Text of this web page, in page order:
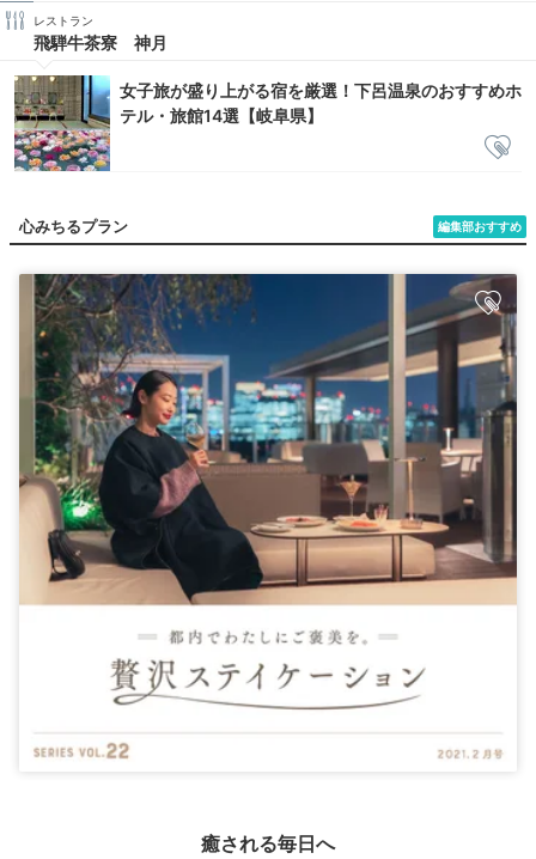
レストラン
飛騨牛茶寮 神月
女子旅が盛り上がる宿を厳選！下呂温泉のおすすめホ
テル・旅館14選【岐阜県】
編集部おすすめ
心みちるプラン
癒される毎日へ